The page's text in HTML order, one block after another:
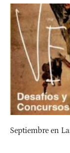
Septiembre en